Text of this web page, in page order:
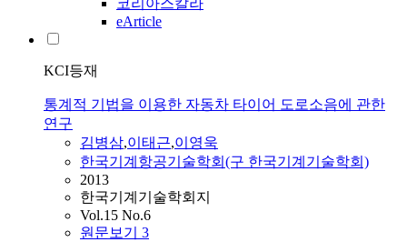
코리아스칼라
eArticle
KCI등재
통계적 기법을 이용한 자동차 타이어 도로소음에 관한
연구
김병삼,이태근,이영욱
한국기계항공기술학회(구 한국기계기술학회)
2013
한국기계기술학회지
Vol.15 No.6
원문보기 3